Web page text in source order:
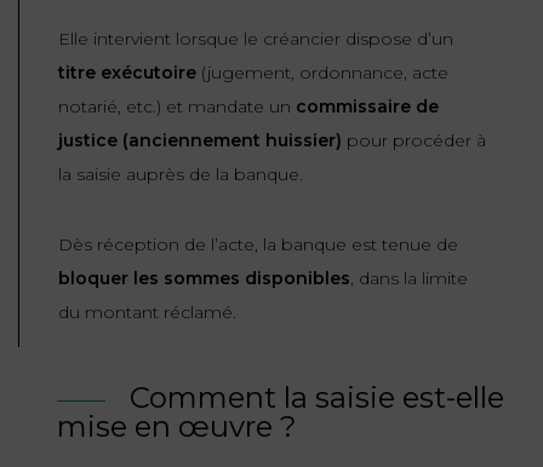
CORPOREL
AGN
HAUSSMANN
DROIT
DU
TOURISME
FONCTION
PUBLIQUE
PRÉJUDICE
DROIT
DES
Elle intervient lorsque le créancier dispose d’un
titre exécutoire (jugement, ordonnance, acte
notarié, etc.) et mandate un commissaire de
justice (anciennement huissier) pour procéder à
la saisie auprès de la banque.
Dès réception de l’acte, la banque est tenue de
bloquer les sommes disponibles, dans la limite
du montant réclamé.
Comment la saisie est-elle
mise en œuvre ?